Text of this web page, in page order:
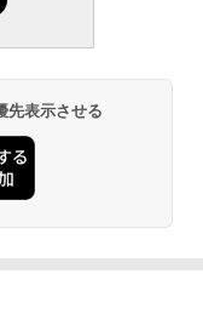
先表示させる